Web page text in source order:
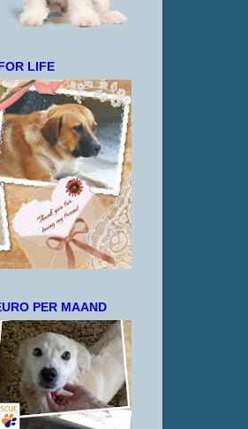
LIFE
PER MAAND